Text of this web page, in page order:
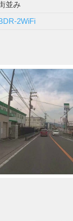
並み
2WiFi